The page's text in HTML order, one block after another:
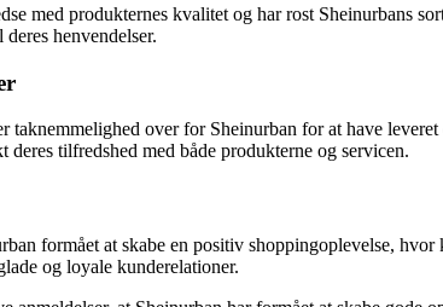
med produkternes kvalitet og har rost Sheinurbans
henvendelser.
taknemmelighed over for Sheinurban for at have
deres tilfredshed med både produkterne og servicen.
formået at skabe en positiv shoppingoplevelse,
og loyale kunderelationer.